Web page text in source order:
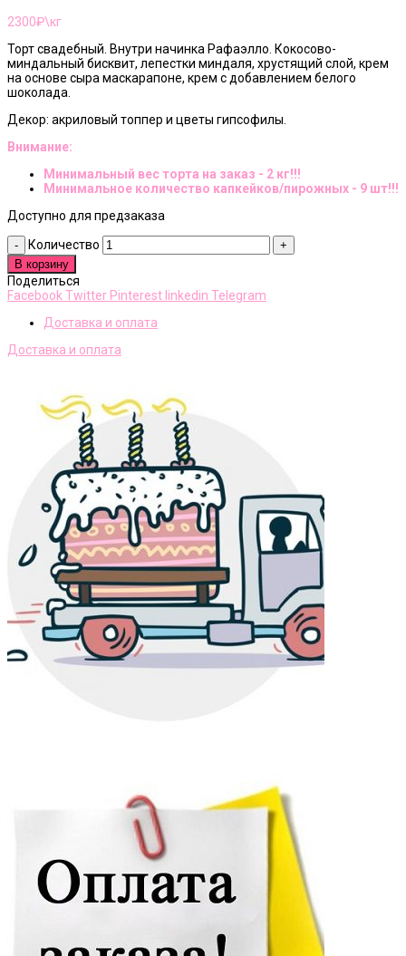
2300₽\кг
Торт свадебный. Внутри начинка Рафаэлло. Кокосово-
миндальный бисквит, лепестки миндаля, хрустящий слой, крем
на основе сыра маскарапоне, крем с добавлением белого
шоколада.
Декор: акриловый топпер и цветы гипсофилы.
Внимание:
Минимальный вес торта на заказ - 2 кг!!!
Минимальное количество капкейков/пирожных - 9 шт!!!
Доступно для предзаказа
Количество
В корзину
Поделиться
Facebook Twitter Pinterest linkedin Telegram
Доставка и оплата
Доставка и оплата